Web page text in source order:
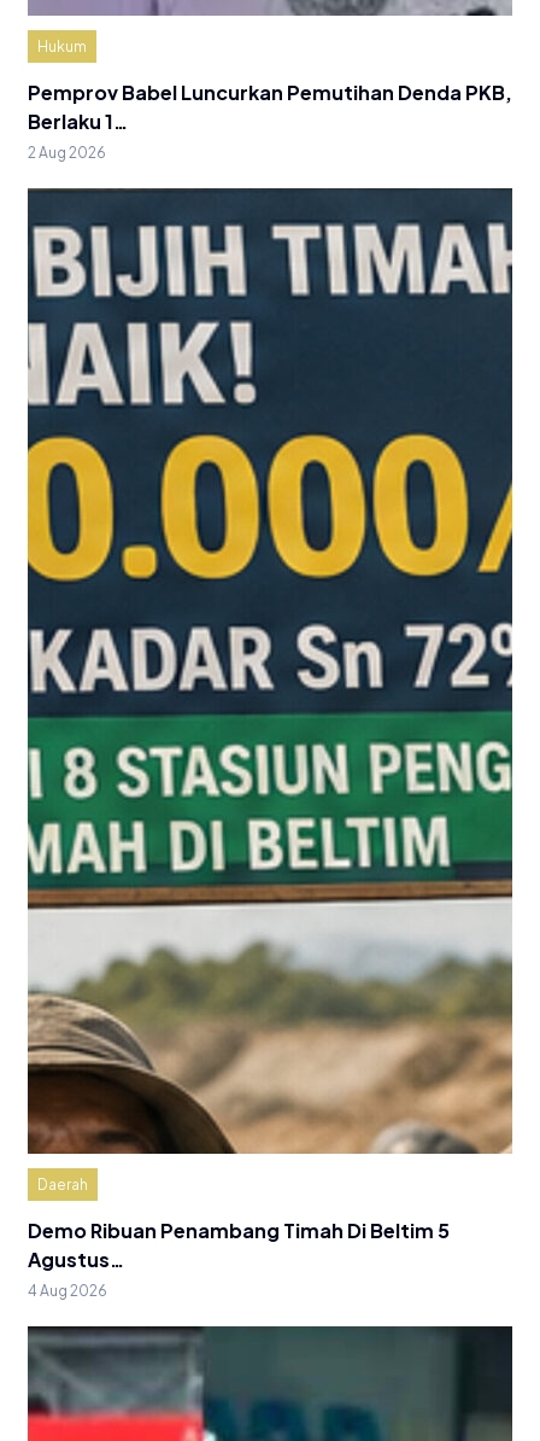
Hukum
Pemprov Babel Luncurkan Pemutihan Denda PKB,
Berlaku 1…
2 Aug 2026
Daerah
Demo Ribuan Penambang Timah Di Beltim 5
Agustus…
4 Aug 2026